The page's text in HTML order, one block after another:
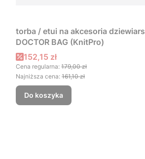
torba / etui na akcesoria
DOCTOR BAG (KnitPro)
Cena promocyjna
152,15 zł
Cena regularna: 179,00 zł
Najniższa cena: 161,10 zł
Do koszyka